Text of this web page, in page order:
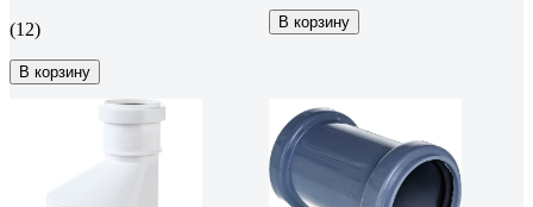
(12)
В корзину
В корзину